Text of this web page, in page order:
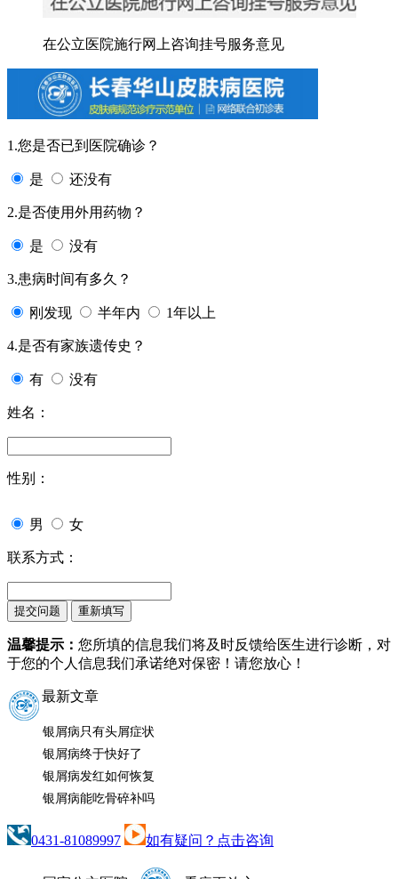
在公立医院施行网上咨询挂号服务意见
1.您是否已到医院确诊？
是 还没有
2.是否使用外用药物？
是 没有
3.患病时间有多久？
刚发现 半年内 1年以上
4.是否有家族遗传史？
有 没有
姓名：
性别：
男 女
联系方式：
温馨提示： 您所填的信息我们将及时反馈给医生进行诊断，对
于您的个人信息我们承诺绝对保密！请您放心！
最新文章
银屑病只有头屑症状
银屑病终于快好了
银屑病发红如何恢复
银屑病能吃骨碎补吗
0431-81089997 如有疑问？点击咨询